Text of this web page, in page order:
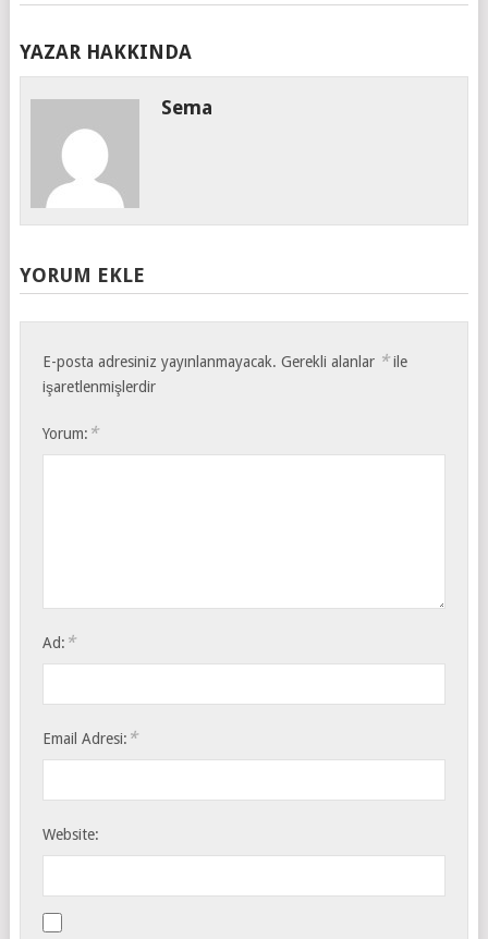
YAZAR HAKKINDA
Sema
YORUM EKLE
E-posta adresiniz yayınlanmayacak. Gerekli alanlar *ile
işaretlenmişlerdir
Yorum: *
Ad: *
Email Adresi: *
Website: